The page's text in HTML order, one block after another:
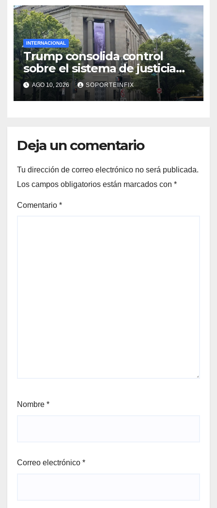
INTERNACIONAL
Trump consolida control
sobre el sistema de justicia
con el nombramiento de
Todd Blanche como fiscal
general
AGO 10, 2026 SOPORTEINFIX
Deja un comentario
Tu dirección de correo electrónico no será publicada.
Los campos obligatorios están marcados con *
Comentario *
Nombre *
Correo electrónico *